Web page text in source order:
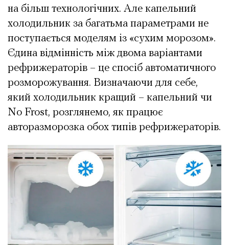
на більш технологічних. Але капельний
холодильник за багатьма параметрами не
поступається моделям із «сухим морозом».
Єдина відмінність між двома варіантами
рефрижераторів – це спосіб автоматичного
розморожування. Визначаючи для себе,
який холодильник кращий – капельний чи
No Frost, розглянемо, як працює
авторазморозка обох типів рефрижераторів.